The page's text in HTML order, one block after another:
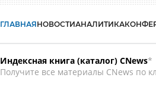
ГЛАВНАЯНОВОСТИАНАЛИТИКА
Индексная книга (каталог) CNews*
Получите все материалы CNews по